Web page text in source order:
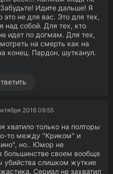
Идите дальше! Я
не для вас. Это для тех,
над собой. Для тех, кто
идет по догмам. Для тех,
на смерть как на
конец. Пардон, шутканул.
2016 09:55
хватило только на полторы
то между "Криком" и
но.. Юмор не
большинстве своем вообще
убийства слишком жуткие
Сериал не захватил